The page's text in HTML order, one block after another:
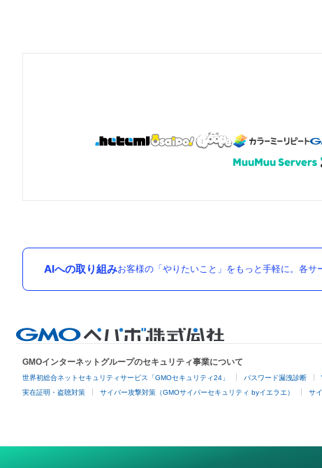
AIへの取り組みお客様の「やりたいこと」をもっと手軽に。各サ
GMOインターネットグループのセキュリティ事業について
世界初総合ネットセキュリティサービス「GMOセキュリティ24」 パスワード漏洩診断
実在証明・盗聴対策 サイバー攻撃対策（GMOサイバーセキュリティ byイエラエ） サ